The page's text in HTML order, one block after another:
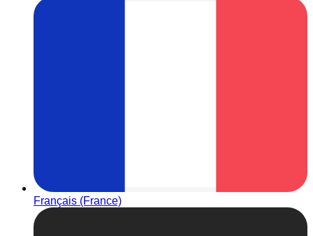
Français (France)